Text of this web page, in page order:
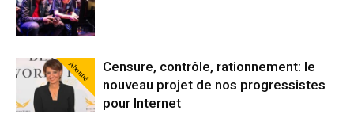
Abonné
Censure, contrôle, rationnement: le
nouveau projet de nos progressistes
pour Internet